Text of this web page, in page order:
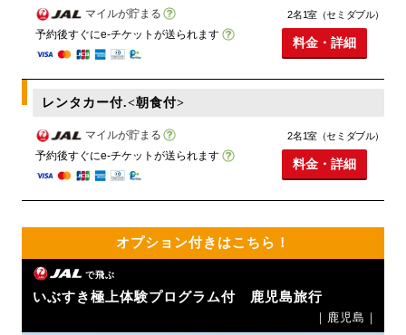
マイルが貯まる
予約後すぐにe-チケットが送られます
2名1室（セミダブル）
料金・詳細
レンタカー付.<朝食付>
マイルが貯まる
予約後すぐにe-チケットが送られます
2名1室（セミダブル）
料金・詳細
オプション付きはこちら！
で飛ぶ
いぶすき極上体験プログラム付 鹿児島旅行
｜鹿児島｜